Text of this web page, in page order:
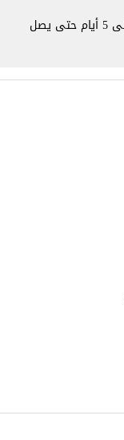
يستغرق الأمر عادةً من 3 إلى 5 أيام حتى يصل